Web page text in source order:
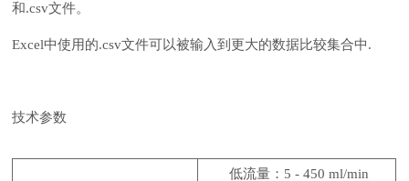
和.csv文件。
Excel中使用的.csv文件可以被输入到更大的数据比较集合中.
技术参数
低流量：5 - 450 ml/min